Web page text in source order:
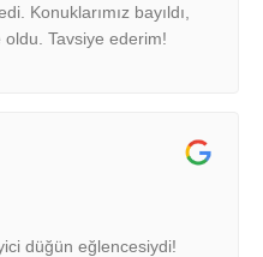
Konuklarımız bayıldı,
Tavsiye ederim!
düğün eğlencesiydi!